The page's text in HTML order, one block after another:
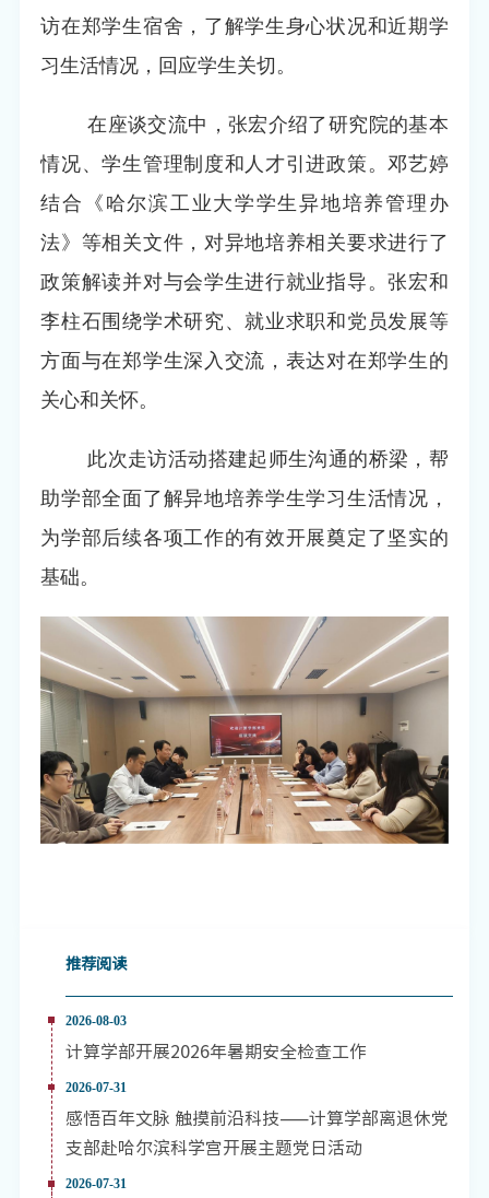
访在郑学生宿舍，了解学生身心状况和近期学
习生活情况，回应学生关切。
在座谈交流中，张宏介绍了研究院的基本
情况、学生管理制度和人才引进政策。邓艺婷
结合《哈尔滨工业大学学生异地培养管理办
法》等相关文件，对异地培养相关要求进行了
政策解读并对与会学生进行就业指导。张宏和
李柱石围绕学术研究、就业求职和党员发展等
方面与在郑学生深入交流，表达对在郑学生的
关心和关怀。
此次走访活动搭建起师生沟通的桥梁，帮
助学部全面了解异地培养学生学习生活情况，
为学部后续各项工作的有效开展奠定了坚实的
基础。
推荐阅读
2026-08-03
计算学部开展2026年暑期安全检查工作
2026-07-31
感悟百年文脉 触摸前沿科技——计算学部离退休党
支部赴哈尔滨科学宫开展主题党日活动
2026-07-31